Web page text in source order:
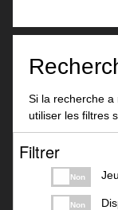
Si la recherche
utiliser les filtres
Filtrer
Non
Non